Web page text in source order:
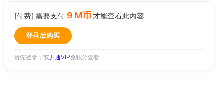
[付费] 需要支付 9 M币 才能查看此内容
登录后购买
请先登录，或开通VIP免积分查看